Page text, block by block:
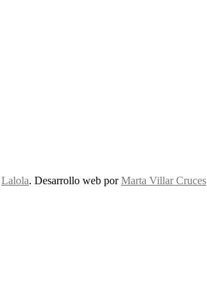
Lalola. Desarrollo web porMarta Villar Cruces